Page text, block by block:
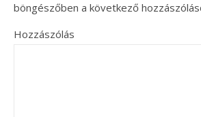
böngészőben a következő
Hozzászólás